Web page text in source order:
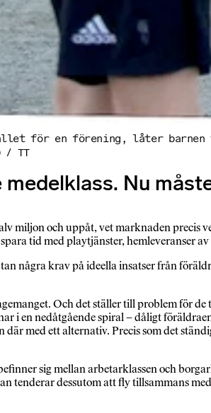
för en förening, låter barnen
/ TT
Nu
miljon och uppåt, vet marknaden precis
tid med playtjänster, hemleveranser
några krav på ideella insatser från
Och det ställer till problem för
en nedåtgående spiral – dåligt
med ett alternativ. Precis som det
sig mellan arbetarklassen och
dessutom att fly tillsammans